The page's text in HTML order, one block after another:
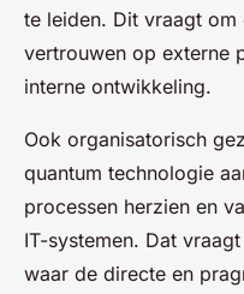
te leiden. Dit vraagt om
vertrouwen op externe
interne ontwikkeling.
Ook organisatorisch
quantum technologie
processen herzien en
IT-systemen. Dat
waar de directe en